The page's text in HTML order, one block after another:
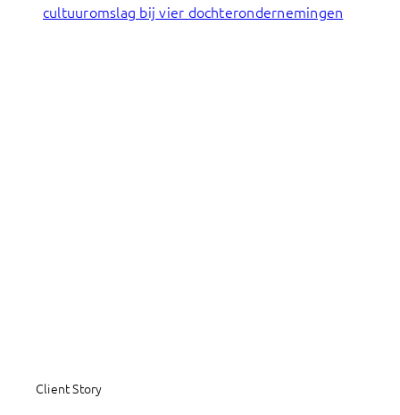
cultuuromslag bij vier dochterondernemingen
Client Story